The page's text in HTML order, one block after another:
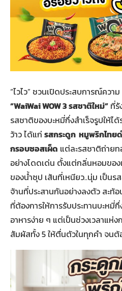
“ไวไว” ชวนเปิดประสบการณ์ควา
“WaiWai WOW 3 รสชาติใหม่” ที่
รสชาติของบะหมี่กึ่งสำเร็จรูปให้
ว้าว ได้แก่ รสกระดูก หมูพริกไทย
กรอบซอสเผ็ด แต่ละรสชาติถ่าย
อย่างโดดเด่น ตั้งแต่กลิ่นหอมขอ
ของน้ำซุป เส้นที่เหนียว..นุ่ม เป็น
จ้านที่ประสานกันอย่างลงตัว สะท้
ที่ต้องการให้การรับประทานบะหมี่
อาหารง่าย ๆ แต่เป็นช่วงเวลาแห่
สัมผัสทั้ง 5 ให้ตื่นตัวในทุกคำ จนต้